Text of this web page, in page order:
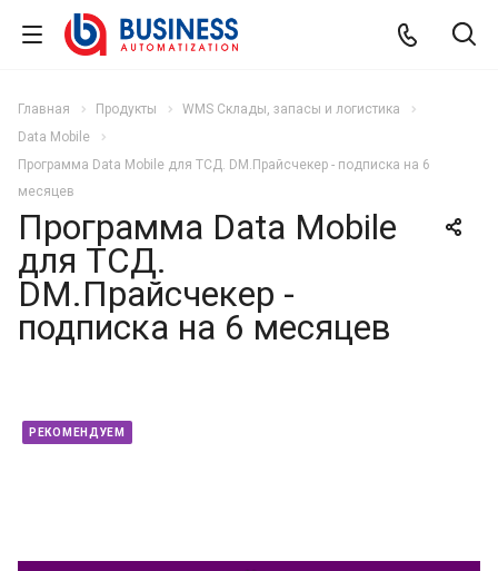
Главная Продукты
WMS Склады, запасы и логистика
Data Mobile
Программа Data Mobile для ТСД. DM.Прайсчекер - подписка на 6
месяцев
Программа Data Mobile
для ТСД.
DM.Прайсчекер -
подписка на 6 месяцев
РЕКОМЕНДУЕМ